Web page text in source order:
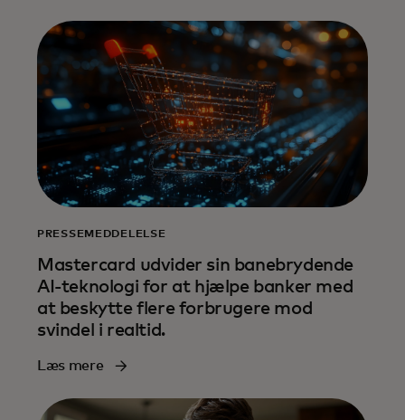
PRESSEMEDDELELSE
Mastercard udvider sin banebrydende
AI-teknologi for at hjælpe banker med
at beskytte flere forbrugere mod
svindel i realtid.
Læs mere